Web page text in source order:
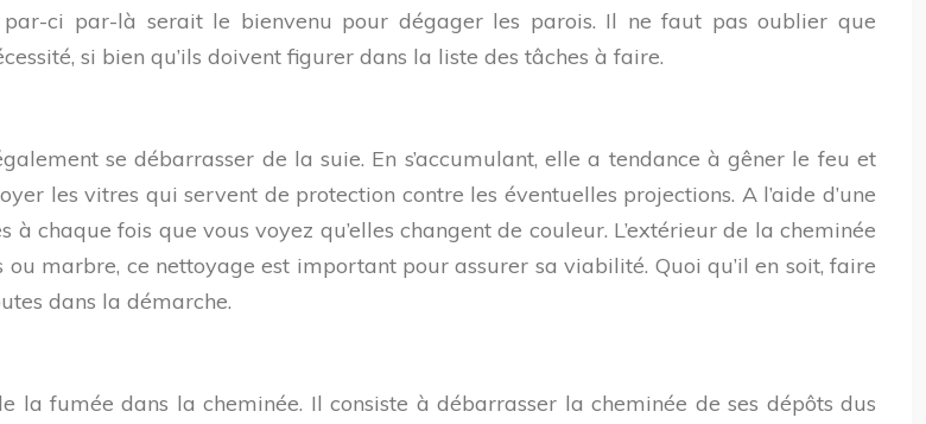
ci par-là serait le bienvenu pour dégager les parois. Il ne faut pas oublier que
si bien qu’ils doivent figurer dans la liste des tâches à faire.
se débarrasser de la suie. En s’accumulant, elle a tendance à gêner le feu et
les vitres qui servent de protection contre les éventuelles projections. A l’aide d’une
à chaque fois que vous voyez qu’elles changent de couleur. L’extérieur de la cheminée
marbre, ce nettoyage est important pour assurer sa viabilité. Quoi qu’il en soit, faire
dans la démarche.
la fumée dans la cheminée. Il consiste à débarrasser la cheminée de ses dépôts dus